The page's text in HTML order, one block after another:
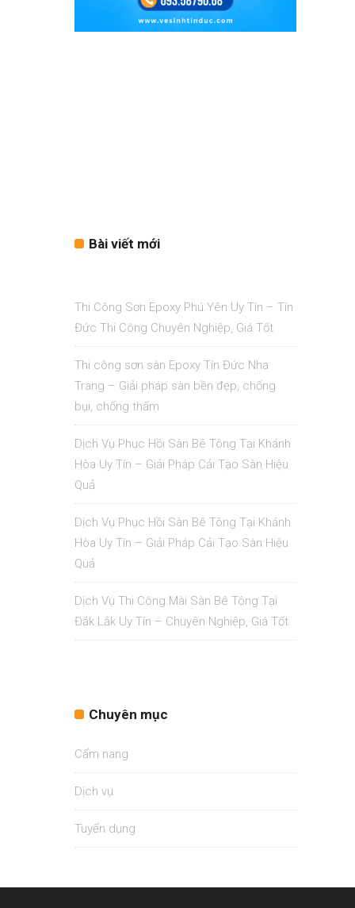
Bài viết mới
Thi Công Sơn Epoxy Phú Yên Uy Tín – Tín
Đức Thi Công Chuyên Nghiệp, Giá Tốt
Thi công sơn sàn Epoxy Tín Đức Nha
Trang – Giải pháp sàn bền đẹp, chống
bụi, chống thấm
Dịch Vụ Phục Hồi Sàn Bê Tông Tại Khánh
Hòa Uy Tín – Giải Pháp Cải Tạo Sàn Hiệu
Quả
Dịch Vụ Phục Hồi Sàn Bê Tông Tại Khánh
Hòa Uy Tín – Giải Pháp Cải Tạo Sàn Hiệu
Quả
Dịch Vụ Thi Công Mài Sàn Bê Tông Tại
Đắk Lắk Uy Tín – Chuyên Nghiệp, Giá Tốt
Chuyên mục
Cẩm nang
Dịch vụ
Tuyển dụng